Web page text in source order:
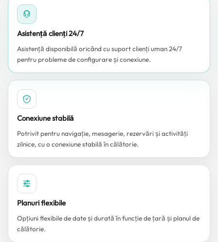
Asistență clienți 24/7
Asistență disponibilă oricând cu suport clienți uman 24/7
pentru probleme de configurare și conexiune.
Conexiune stabilă
Potrivit pentru navigație, mesagerie, rezervări și activități
zilnice, cu o conexiune stabilă în călătorie.
Planuri flexibile
Opțiuni flexibile de date și durată în funcție de țară și planul de
călătorie.